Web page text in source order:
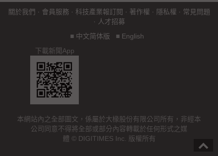
關於我們 · 會員服務 · 科技產業報訂閱 · 著作權 · 隱私權 · 常見問題
· 人才招募
■ 中文简体版 ■ English
下載新聞App
本網站內之全部圖文，係屬於大椽股份有限公司所有，非經本
公司同意不得將全部或部分內容轉載於任何形式之媒
體 © DIGITIMES Inc. 版權所有